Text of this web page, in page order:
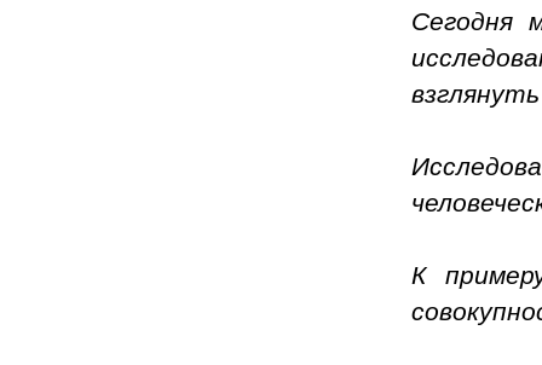
Сегодня
К